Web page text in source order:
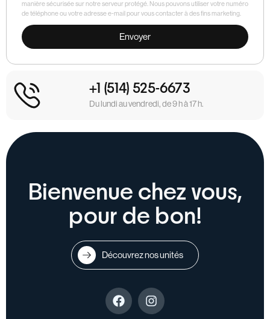
manière sécurisée sur notre serveur protégé. Nous pouvons utiliser votre numéro
de téléphone ou votre adresse e-mail pour vous contacter à des fins marketing.
Envoyer
+1 (514) 525-6673
Du lundi au vendredi, de 9 h à 17 h.
Bienvenue chez vous,
pour de bon!
Découvrez nos unités